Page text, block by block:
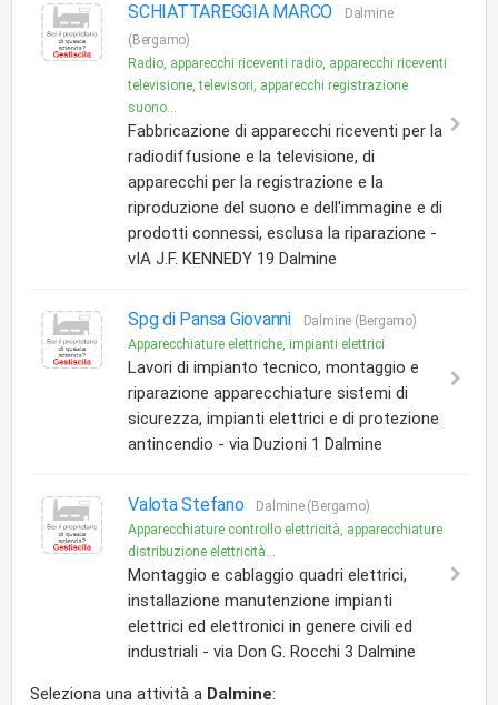
SCHIATTAREGGIA MARCO
Dalmine
(Bergamo)
Radio, apparecchi riceventi radio, apparecchi riceventi
televisione, televisori, apparecchi registrazione
suono...
Fabbricazione di apparecchi riceventi per la
radiodiffusione e la televisione, di
apparecchi per la registrazione e la
riproduzione del suono e dell'immagine e di
prodotti connessi, esclusa la riparazione -
vIA J.F. KENNEDY 19 Dalmine
Spg di Pansa Giovanni
Dalmine (Bergamo)
Apparecchiature elettriche, impianti elettrici
Lavori di impianto tecnico, montaggio e
riparazione apparecchiature sistemi di
sicurezza, impianti elettrici e di protezione
antincendio - via Duzioni 1 Dalmine
Valota Stefano
Dalmine (Bergamo)
Apparecchiature controllo elettricità, apparecchiature
distribuzione elettricità...
Montaggio e cablaggio quadri elettrici,
installazione manutenzione impianti
elettrici ed elettronici in genere civili ed
industriali - via Don G. Rocchi 3 Dalmine
Seleziona una attività a Dalmine: